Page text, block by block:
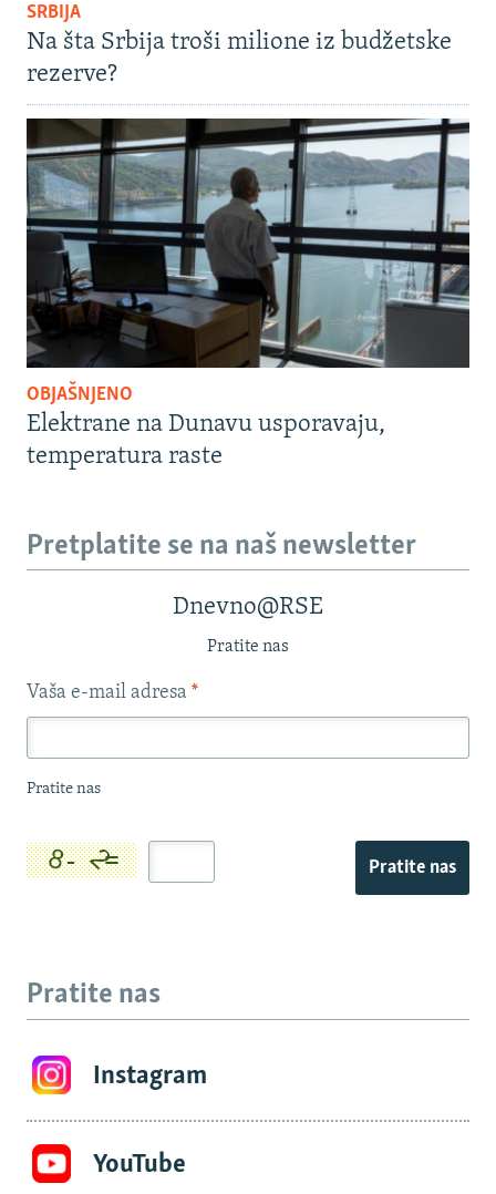
SRBIJA
Na šta Srbija troši milione iz budžetske
rezerve?
OBJAŠNJENO
Elektrane na Dunavu usporavaju,
temperatura raste
Pretplatite se na naš newsletter
Dnevno@RSE
Pratite nas
Vaša e-mail adresa *
Pratite nas
Pratite nas
Pratite nas
Instagram
YouTube